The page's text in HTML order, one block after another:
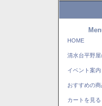
HOME
清水台平野屋
イベント案内
おすすめの商
カートを見る